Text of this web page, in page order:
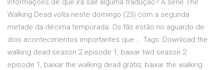
informações de que irá sair alguma tradução? A série The
Walking Dead volta neste domingo (23) com a segunda
metade da décima temporada. Os fãs estão no aguardo de
dois acontecimentos importantes que … Tags: Download the
walking dead season 2 episode 1, baixar twd season 2
episode 1, baixar the walking dead grátis, baixar the walking